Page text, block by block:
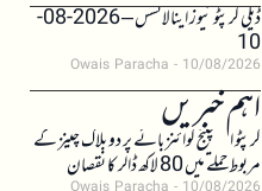
ڈیلی کرپٹو نیوز اینالائسس – 2026-08-
10
Owais Paracha 10/08/2026
اہم خبریں
کرپٹو ایکسچینج کوائنز بائے پر دو بلاک چینز کے
مربوط حملے میں 80 لاکھ ڈالر کا نقصان